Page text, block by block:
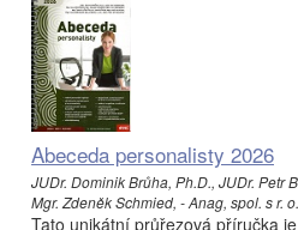
Abeceda personalisty 2026
JUDr. Dominik Brůha, Ph.D., JUDr. Petr
Mgr. Zdeněk Schmied, - Anag, spol. s r. o.
Tato unikátní průřezová příručka